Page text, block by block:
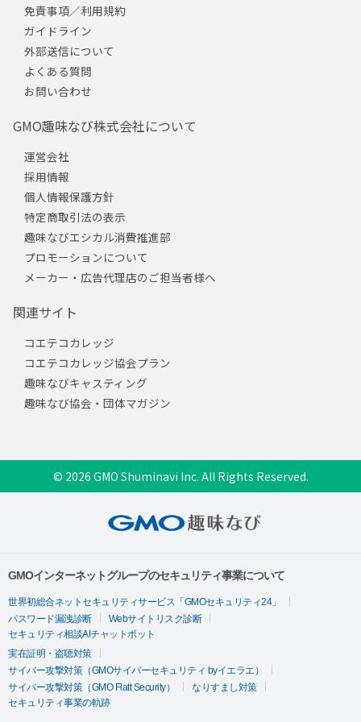
免責事項／利用規約
ガイドライン
外部送信について
よくある質問
お問い合わせ
GMO趣味なび株式会社について
運営会社
採用情報
個人情報保護方針
特定商取引法の表示
趣味なびエシカル消費推進部
プロモーションについて
メーカー・広告代理店のご担当者様へ
関連サイト
コエテコカレッジ
コエテコカレッジ協会プラン
趣味なびキャスティング
趣味なび協会・団体マガジン
© 2026 GMO Shuminavi Inc. All Rights Reserved.